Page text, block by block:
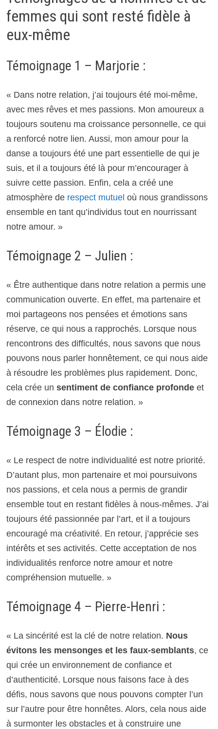
femmes qui sont resté fidèle à
eux-même
Témoignage 1 – Marjorie :
« Dans notre relation, j’ai toujours été moi-même,
avec mes rêves et mes passions. Mon amoureux a
toujours soutenu ma croissance personnelle, ce qui
a renforcé notre lien. Aussi, mon amour pour la
danse a toujours été une part essentielle de qui je
suis, et il a toujours été là pour m’encourager à
suivre cette passion. Enfin, cela a créé une
atmosphère de respect mutuel où nous grandissons
ensemble en tant qu’individus tout en nourrissant
notre amour. »
Témoignage 2 – Julien :
« Être authentique dans notre relation a permis une
communication ouverte. En effet, ma partenaire et
moi partageons nos pensées et émotions sans
réserve, ce qui nous a rapprochés. Lorsque nous
rencontrons des difficultés, nous savons que nous
pouvons nous parler honnêtement, ce qui nous aide
à résoudre les problèmes plus rapidement. Donc,
cela crée un sentiment de confiance profondeet
de connexion dans notre relation. »
Témoignage 3 – Élodie :
« Le respect de notre individualité est notre priorité.
D’autant plus, mon partenaire et moi poursuivons
nos passions, et cela nous a permis de grandir
ensemble tout en restant fidèles à nous-mêmes. J’ai
toujours été passionnée par l’art, et il a toujours
encouragé ma créativité. En retour, j’apprécie ses
intérêts et ses activités. Cette acceptation de nos
individualités renforce notre amour et notre
compréhension mutuelle. »
Témoignage 4 – Pierre-Henri :
« La sincérité est la clé de notre relation. Nous
évitons les mensonges et les faux-semblants, ce
qui crée un environnement de confiance et
d’authenticité. Lorsque nous faisons face à des
défis, nous savons que nous pouvons compter l’un
sur l’autre pour être honnêtes. Alors, cela nous aide
à surmonter les obstacles et à construire une